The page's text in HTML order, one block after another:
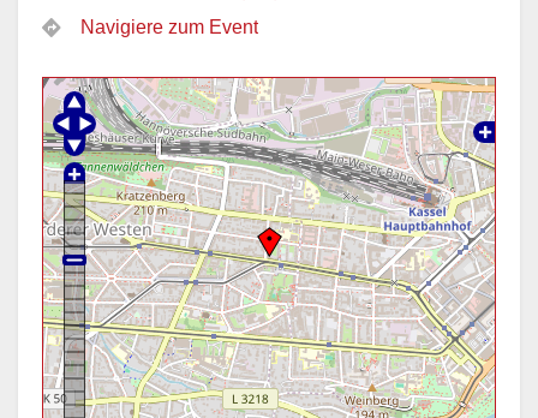
Navigiere zum Event